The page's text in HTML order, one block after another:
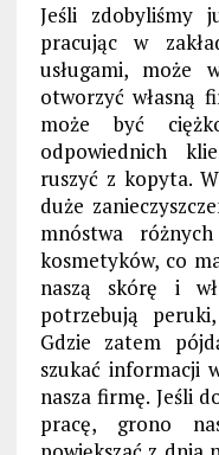
Jeśli zdobyliśmy
pracując w
usługami, może
otworzyć własną
może być
odpowiednich
ruszyć z kopyta.
duże
mnóstwa
kosmetyków, co
naszą skórę i
potrzebują
Gdzie zatem
szukać informacji
nasza firmę. Jeśli
pracę, grono